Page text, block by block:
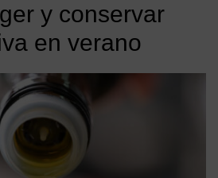
y conservar
en verano